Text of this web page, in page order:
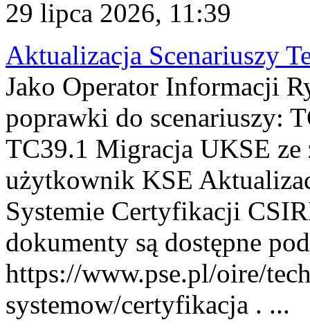
29 lipca 2026, 11:39
Aktualizacja Scenariuszy
Jako Operator Informacji
poprawki do scenariuszy:
TC39.1 Migracja UKSE
użytkownik KSE
Systemie Certyfikacji
dokumenty są dostępne
https://www.pse.pl/oire/
systemow/certyfikacja . ...